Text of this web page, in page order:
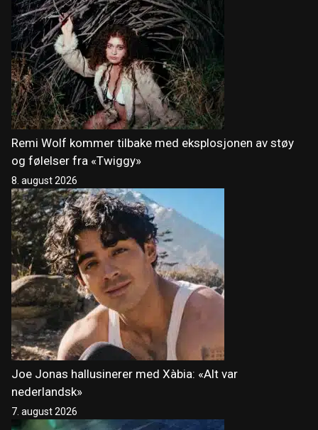
Remi Wolf kommer tilbake med eksplosjonen av støy
og følelser fra «Twiggy»
8. august 2026
Joe Jonas hallusinerer med Xàbia: «Alt var
nederlandsk»
7. august 2026